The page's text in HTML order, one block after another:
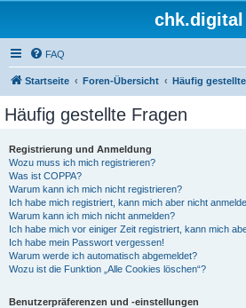
chk.digital
FAQ
Startseite Foren-Übersicht Häufig
Häufig gestellte Fragen
Registrierung und Anmeldung
Wozu muss ich mich registrieren?
Was ist COPPA?
Warum kann ich mich nicht registrieren?
Ich habe mich registriert, kann mich aber nicht
Warum kann ich mich nicht anmelden?
Ich habe mich vor einiger Zeit registriert, kann mich
Ich habe mein Passwort vergessen!
Warum werde ich automatisch abgemeldet?
Wozu ist die Funktion „Alle Cookies löschen“?
Benutzerpräferenzen und -einstellungen